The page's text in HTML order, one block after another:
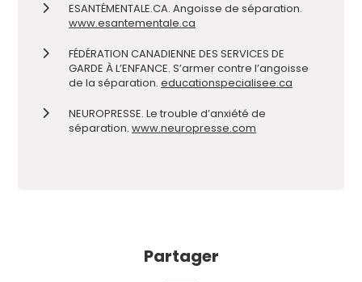
ESANTÉMENTALE.CA. Angoisse de séparation.
www.esantementale.ca
FÉDÉRATION CANADIENNE DES SERVICES DE
GARDE À L’ENFANCE. S’armer contre l’angoisse
de la séparation. educationspecialisee.ca
NEUROPRESSE. Le trouble d’anxiété de
séparation. www.neuropresse.com
Partager